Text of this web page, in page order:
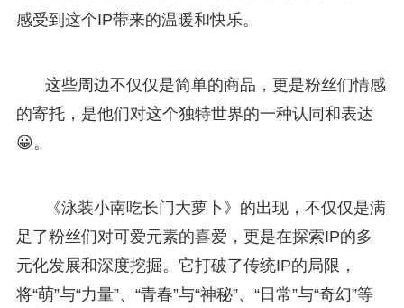
感受到这个IP带来的温暖和快乐。
这些周边不仅仅是简单的商品，更是粉丝们情感
的寄托，是他们对这个独特世界的一种认同和表达
😀。
《泳装小南吃长门大萝卜》的出现，不仅仅是满
足了粉丝们对可爱元素的喜爱，更是在探索IP的多
元化发展和深度挖掘。它打破了传统IP的局限，
将“萌”与“力量”、“青春”与“神秘”、“日常”与“奇幻”等